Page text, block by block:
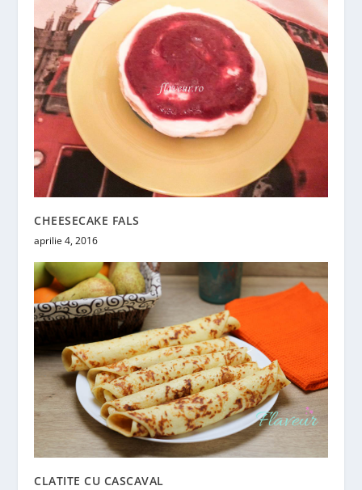
CHEESECAKE FALS
aprilie 4, 2016
CLATITE CU CASCAVAL